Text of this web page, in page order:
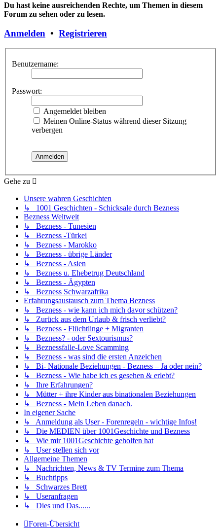
Du hast keine ausreichenden Rechte, um Themen in diesem
Forum zu sehen oder zu lesen.
Anmelden • Registrieren
Benutzername:
Passwort:
Angemeldet bleiben
Meinen Online-Status während dieser Sitzung
verbergen
Gehe zu
Unsere wahren Geschichten
↳ 1001 Geschichten - Schicksale durch Bezness
Bezness Weltweit
↳ Bezness - Tunesien
↳ Bezness -Türkei
↳ Bezness - Marokko
↳ Bezness - übrige Länder
↳ Bezness - Asien
↳ Bezness u. Ehebetrug Deutschland
↳ Bezness - Ägypten
↳ Bezness Schwarzafrika
Erfahrungsaustausch zum Thema Bezness
↳ Bezness - wie kann ich mich davor schützen?
↳ Zurück aus dem Urlaub & frisch verliebt?
↳ Bezness - Flüchtlinge + Migranten
↳ Bezness? - oder Sextourismus?
↳ Beznessfalle-Love Scamming
↳ Bezness - was sind die ersten Anzeichen
↳ Bi- Nationale Beziehungen - Bezness – Ja oder nein?
↳ Bezness - Wie habe ich es gesehen & erlebt?
↳ Ihre Erfahrungen?
↳ Mütter + ihre Kinder aus binationalen Beziehungen
↳ Bezness - Mein Leben danach.
In eigener Sache
↳ Anmeldung als User - Forenregeln - wichtige Infos!
↳ Die MEDIEN über 1001Geschichte und Bezness
↳ Wie mir 1001Geschichte geholfen hat
↳ User stellen sich vor
Allgemeine Themen
↳ Nachrichten, News & TV Termine zum Thema
↳ Buchtipps
↳ Schwarzes Brett
↳ Useranfragen
↳ Dies und Das......
Foren-Übersicht